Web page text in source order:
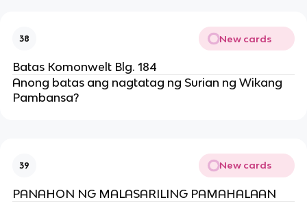
38 New cards
Batas Komonwelt Blg. 184
Anong batas ang nagtatag ng Surian ng Wikang
Pambansa?
39 New cards
PANAHON NG MALASARILING PAMAHALAAN